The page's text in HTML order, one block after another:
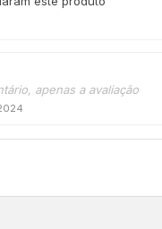
apenas a avaliação